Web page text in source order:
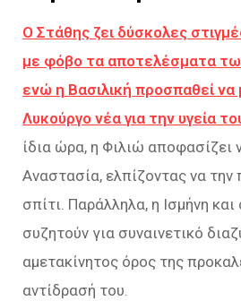
Ο Στάθης ζει δύσκολες
με φόβο τα αποτελέσματα
ενώ η Βασιλική προσπαθεί να
Λυκούργο νέα για την υγεία
ίδια ώρα, η Φιλιώ αποφασίζει
Αναστασία, ελπίζοντας να την
σπίτι. Παράλληλα, η Ισμήνη
συζητούν για συναινετικό
αμετακίνητος όρος της
αντίδρασή του.